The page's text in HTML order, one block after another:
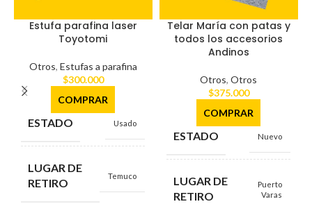
Estufa parafina laser
Toyotomi
Otros, Estufas a parafina
$300.000
COMPRAR
ESTADO Usado
LUGAR DE
RETIRO
Temuco
Telar María con patas y
todos los accesorios
Andinos
Otros,Otros
$375.000
COMPRAR
ESTADO Nuevo
LUGAR DE
RETIRO
Puerto
Varas